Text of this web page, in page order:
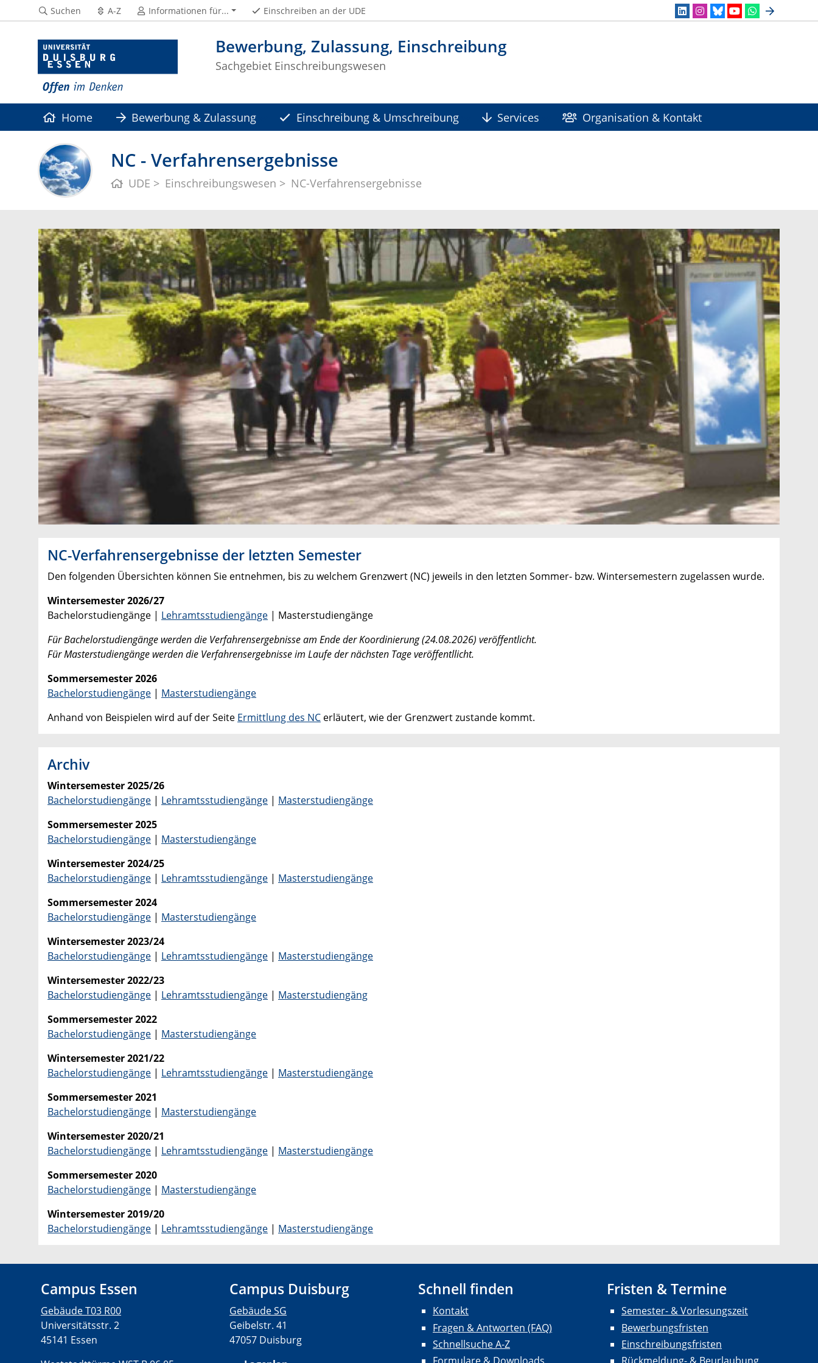
Bewerbung, Zulassung, Einschreibung
Sachgebiet Einschreibungswesen
Suchen A-Z Informationen für... Einschreiben an der UDE
Home Bewerbung & Zulassung Einschreibung & Umschreibung Services Organisation & Kontakt
NC - Verfahrensergebnisse
UDE Einschreibungswesen NC-Verfahrensergebnisse
NC-Verfahrensergebnisse der letzten Semester
Den folgenden Übersichten können Sie entnehmen, bis zu welchem Grenzwert (NC) jeweils in den letzten Sommer- bzw. Wintersemestern zugelassen wurde.
Wintersemester 2026/27
Bachelorstudiengänge | Lehramtsstudiengänge | Masterstudiengänge
Für Bachelorstudiengänge werden die Verfahrensergebnisse am Ende der Koordinierung (24.08.2026) veröffentlicht.
Für Masterstudiengänge werden die Verfahrensergebnisse im Laufe der nächsten Tage veröffentllicht.
Sommersemester 2026
Bachelorstudiengänge | Masterstudiengänge
Anhand von Beispielen wird auf der Seite Ermittlung des NC erläutert, wie der Grenzwert zustande kommt.
Archiv
Wintersemester 2025/26
Bachelorstudiengänge | Lehramtsstudiengänge | Masterstudiengänge
Sommersemester 2025
Bachelorstudiengänge | Masterstudiengänge
Wintersemester 2024/25
Bachelorstudiengänge | Lehramtsstudiengänge | Masterstudiengänge
Sommersemester 2024
Bachelorstudiengänge | Masterstudiengänge
Wintersemester 2023/24
Bachelorstudiengänge | Lehramtsstudiengänge | Masterstudiengänge
Wintersemester 2022/23
Bachelorstudiengänge | Lehramtsstudiengänge | Masterstudiengäng
Sommersemester 2022
Bachelorstudiengänge | Masterstudiengänge
Wintersemester 2021/22
Bachelorstudiengänge | Lehramtsstudiengänge | Masterstudiengänge
Sommersemester 2021
Bachelorstudiengänge | Masterstudiengänge
Wintersemester 2020/21
Bachelorstudiengänge | Lehramtsstudiengänge | Masterstudiengänge
Sommersemester 2020
Bachelorstudiengänge | Masterstudiengänge
Wintersemester 2019/20
Bachelorstudiengänge | Lehramtsstudiengänge | Masterstudiengänge
Campus Essen
Gebäude T03 R00
Universitätsstr. 2
45141 Essen
Campus Duisburg
Gebäude SG
Geibelstr. 41
47057 Duisburg
Schnell finden
Kontakt
Fragen & Antworten (FAQ)
Schnellsuche A-Z
Fristen & Termine
Semester- & Vorlesungszeit
Bewerbungsfristen
Einschreibungsfristen